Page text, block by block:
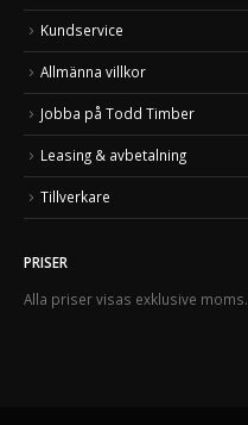
Kundservice
Allmänna villkor
Jobba på Todd Timber
Leasing & avbetalning
Tillverkare
PRISER
Alla priser visas exklusive moms.